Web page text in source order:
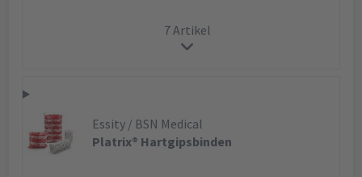
7 Artikel
Essity / BSN Medical
Platrix® Hartgipsbinden